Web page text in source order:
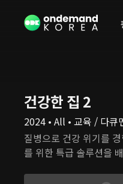
건강한 집 2
2024 • All • 교육 / 다큐
질병으로 건강 위기를
를 위한 특급 솔루션을